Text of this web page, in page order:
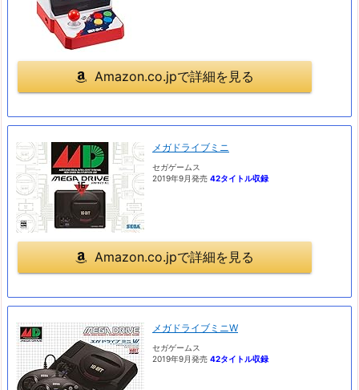
Amazon.co.jpで詳細を見る
メガドライブミニ
セガゲームス
2019年9月発売 42タイトル収録
Amazon.co.jpで詳細を見る
メガドライブミニW
セガゲームス
2019年9月発売 42タイトル収録